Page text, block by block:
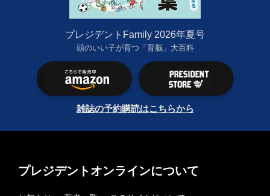
プレジデントFamily 2026年夏号
頭のいい子が育つ「育脳」大百科
雑誌の予約購読はこちらから
プレジデントオンラインについて